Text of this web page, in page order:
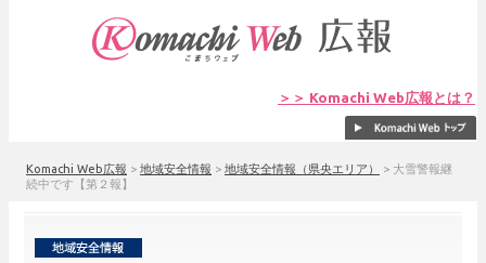
＞＞ Komachi Web広報とは？
Komachi Web広報 > 地域安全情報 > 地域安全情報（県央エリア） > 大雪警報継
続中です【第２報】